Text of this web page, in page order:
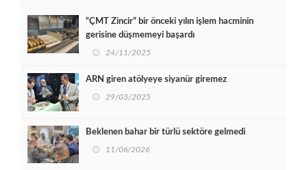
“ÇMT Zincir” bir önceki yılın işlem hacminin
gerisine düşmemeyi başardı
24/11/2025
ARN giren atölyeye siyanür giremez
29/03/2025
Beklenen bahar bir türlü sektöre gelmedi
11/06/2026